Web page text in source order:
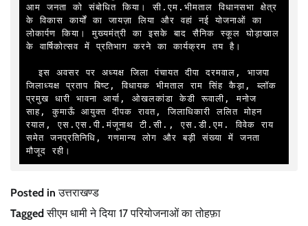
आम जनता को संबोधित किया। सी.एम.भीमताल विधानसभा क्षेत्र
के विकास कार्यों का जायज़ा लिया और वहां नई योजनाओं का
लोकार्पण किया। मुख्यमंत्री का इसके बाद सैनिक स्कूल घोड़ाखाल
के वार्षिकोत्सव में प्रतिभाग करने का कार्यक्रम तय है।
  इस अवसर पर अध्यक्ष जिला पंचायत दीपा दरमवाल, भाजपा
जिलाध्यक्ष प्रताप बिष्ट, विधायक भीमताल राम सिंह कैड़ा, ब्लॉक
प्रमुख धारी भावना आर्या, ओखलकांडा केडी रूवाली, मनोज
साह, कुमाऊँ आयुक्त दीपक रावत, जिलाधिकारी ललित मोहन
रयाल, एस.एस.पी.मंजूनाथ टी.सी., एस.डी.एम. विवेक राय
समेत जनप्रतिनिधि, गणमान्य लोग और बड़ी संख्या में जनता
मौजूद रही।
Posted inउत्तराखण्ड
Taggedसीएम धामी ने दिया 17 परियोजनाओं का तोहफ़ा